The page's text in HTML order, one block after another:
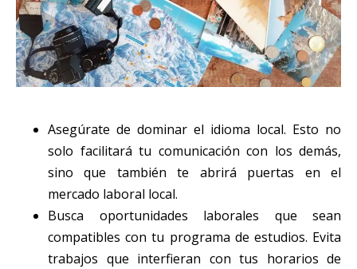
Asegúrate de dominar el idioma local. Esto no
solo facilitará tu comunicación con los demás,
sino que también te abrirá puertas en el
mercado laboral local.
Busca oportunidades laborales que sean
compatibles con tu programa de estudios. Evita
trabajos que interfieran con tus horarios de